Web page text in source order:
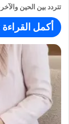
تتردد بين الحين
أكمل